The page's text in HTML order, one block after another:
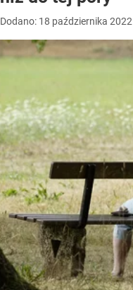
Dodano: 18 października 2022